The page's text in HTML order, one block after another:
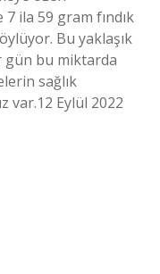
ila 59 gram fındık
Bu yaklaşık
gün bu miktarda
sağlık
var.12 Eylül 2022